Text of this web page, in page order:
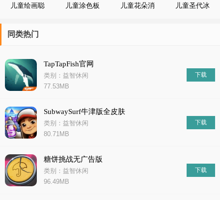
儿童绘画聪
儿童涂色板
儿童花朵消
儿童圣代冰
同类热门
TapTapFish官网
类别：益智休闲
77.53MB
下载
SubwaySurf牛津版全皮肤
类别：益智休闲
80.71MB
下载
糖饼挑战无广告版
类别：益智休闲
96.49MB
下载